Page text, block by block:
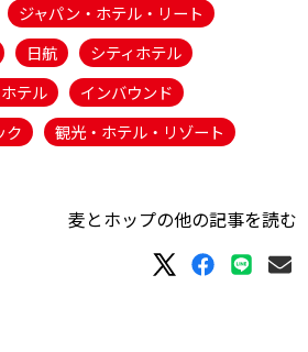
ジャパン・ホテル・リート
日航
シティホテル
テル
インバウンド
ク
観光・ホテル・リゾート
麦とホップの他の記事を読む